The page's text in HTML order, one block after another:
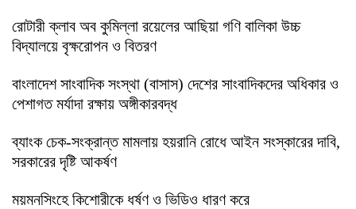
রোটারী ক্লাব অব কুমিল্লা রয়েলের আছিয়া গণি বালিকা উচ্চ
বিদ্যালয়ে বৃক্ষরোপন ও বিতরণ
বাংলাদেশ সাংবাদিক সংস্থা (বাসাস) দেশের সাংবাদিকদের অধিকার ও
পেশাগত মর্যাদা রক্ষায় অঙ্গীকারবদ্ধ
ব্যাংক চেক-সংক্রান্ত মামলায় হয়রানি রোধে আইন সংস্কারের দাবি,
সরকারের দৃষ্টি আকর্ষণ
ময়মনসিংহে কিশোরীকে ধর্ষণ ও ভিডিও ধারণ করে